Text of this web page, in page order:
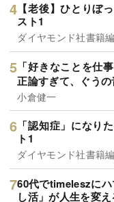
【老後】ひとりぼ
スト1
ダイヤモンド社書籍
「好きなことを仕
正論すぎて、ぐう
小倉健一
「認知症」になり
ト1
ダイヤモンド社書籍
60代でtimeleszに
し活」が人生を変